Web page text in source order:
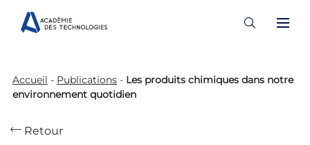
content
Accueil - Publications - Les produits chimiques dans notre
environnement quotidien
Retour